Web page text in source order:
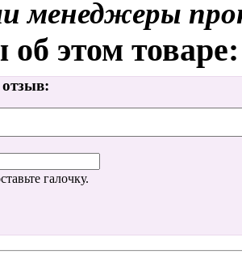
менеджеры
этом товаре:
галочку.